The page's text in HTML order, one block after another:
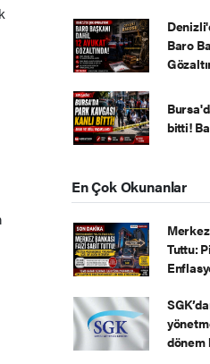
Baro
bitti!
En Çok Okunanlar
Tuttu:
dönem